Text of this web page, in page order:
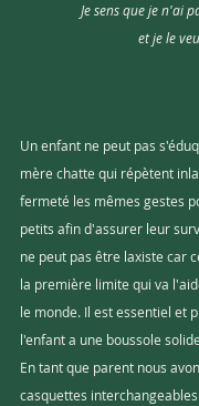
Je sens que je n'ai
et je le
Un enfant ne peut pas
mère chatte qui répètent
fermeté les mêmes gestes
petits afin d'assurer leur
ne peut pas être laxiste car
la première limite qui va
le monde. Il est essentiel et
l'enfant a une boussole
En tant que parent nous
casquettes